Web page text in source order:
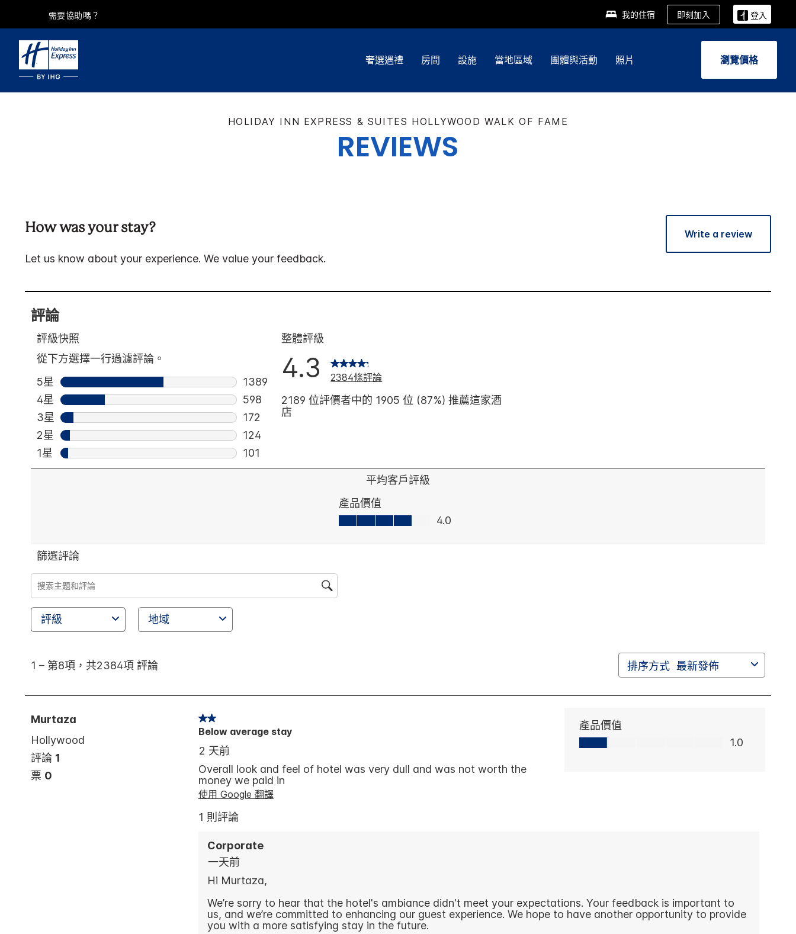
需要協助嗎？ 我的住宿 即刻加入 登入
奢選遇禮 房間 設施 當地區域 團體與活動 照片 瀏覽價格
HOLIDAY INN EXPRESS & SUITES HOLLYWOOD WALK OF FAME
REVIEWS
How was your stay?
Let us know about your experience. We value your feedback.
Write a review